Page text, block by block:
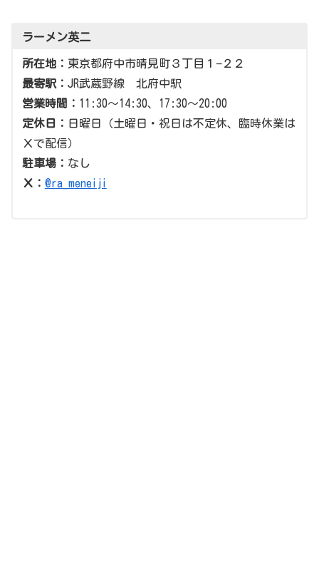
ラーメン英二
所在地： 東京都府中市晴見町３丁目１−２２
最寄駅： JR武蔵野線 北府中駅
営業時間： 11:30〜14:30、17:30〜20:00
定休日： 日曜日（土曜日・祝日は不定休、臨時休業は
Ｘで配信）
駐車場： なし
Ｘ： @ra_meneiji